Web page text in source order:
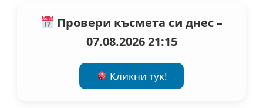
Провери късмета си днес –
07.08.2026 21:15
Кликни тук!